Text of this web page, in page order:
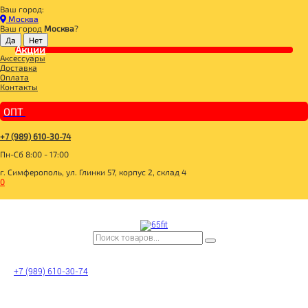
Ваш город:
Москва
Ваш город Москва?
Акции
Аксессуары
Доставка
Оплата
Контакты
ОПТ
+7 (989) 610-30-74
Пн-Сб 8:00 - 17:00
г. Симферополь, ул. Глинки 57, корпус 2, склад 4
0
+7 (989) 610-30-74
Главная
ДЛЯ ЗДОРОВОГО ПИТАНИЯ
БАКАЛЕЯ
МУКА
ГАРНЕЦ Мука Соевая дезодорированная 500г